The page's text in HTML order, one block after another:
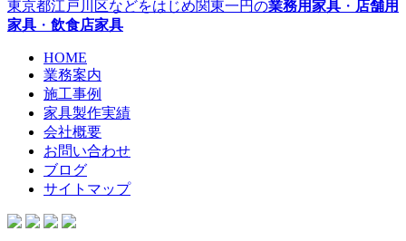
東京都江戸川区などをはじめ関東一円の業務用家具 ・ 店舗用
家具 ・ 飲食店家具
HOME
業務案内
施工事例
家具製作実績
会社概要
お問い合わせ
ブログ
サイトマップ